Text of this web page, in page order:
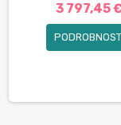
3 797,45